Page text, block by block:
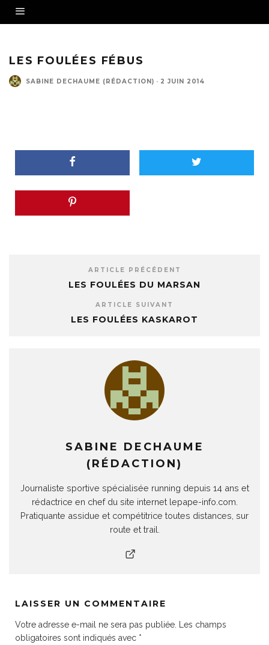
LES FOULÉES FÉBUS
SABINE DECHAUME (RÉDACTION) · 2 JUIN 2014
ARTICLE PRÉCÉDENT
LES FOULÉES DU MARSAN
ARTICLE SUIVANT
LES FOULÉES KASKAROT
SABINE DECHAUME
(RÉDACTION)
Journaliste sportive spécialisée running depuis 14 ans et
rédactrice en chef du site internet lepape-info.com.
Pratiquante assidue et compétitrice toutes distances, sur
route et trail.
LAISSER UN COMMENTAIRE
Votre adresse e-mail ne sera pas publiée.
Les champs
obligatoires sont indiqués avec *